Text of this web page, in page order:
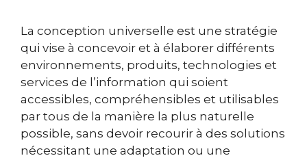
La conception universelle est une stratégie
qui vise à concevoir et à élaborer différents
environnements, produits, technologies et
services de l’information qui soient
accessibles, compréhensibles et utilisables
par tous de la manière la plus naturelle
possible, sans devoir recourir à des solutions
nécessitant une adaptation ou une